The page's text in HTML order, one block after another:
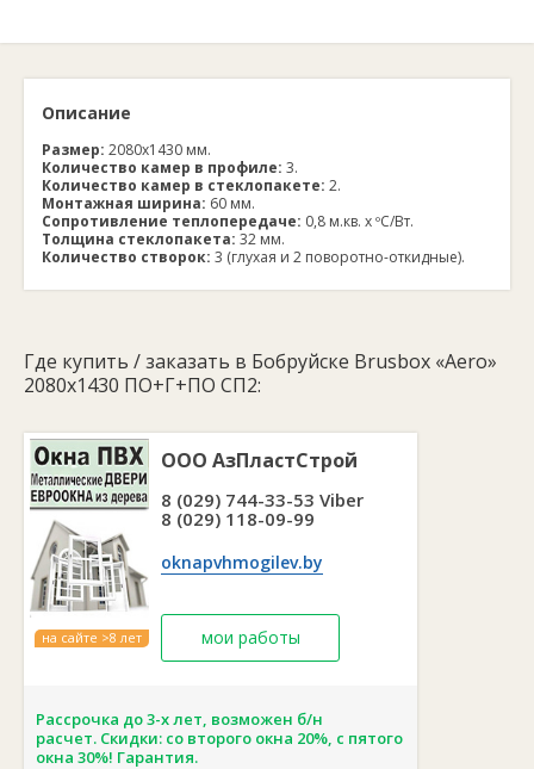
Описание
Размер: 2080х1430 мм.
Количество камер в профиле: 3.
Количество камер в стеклопакете: 2.
Монтажная ширина: 60 мм.
Сопротивление теплопередаче: 0,8 м.кв. х ºС/Вт.
Толщина стеклопакета: 32 мм.
Количество створок: 3 (глухая и 2 поворотно-откидные).
Где купить / заказать в Бобруйске Brusbox «Aero»
2080х1430 ПО+Г+ПО СП2:
на сайте >8 лет
ООО АзПластСтрой
8 (029) 744-33-53 Viber
8 (029) 118-09-99
oknapvhmogilev.by
мои работы
Рассрочка до 3-х лет, возможен б/н
расчет. Скидки: со второго окна 20%, с пятого
окна 30%! Гарантия.